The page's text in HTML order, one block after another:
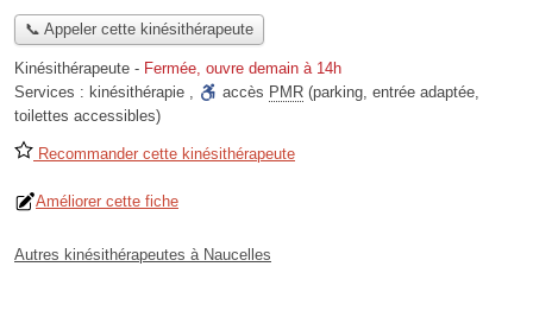
📞 Appeler cette kinésithérapeute
Kinésithérapeute - Fermée, ouvre demain à 14h
Services : kinésithérapie , accès PMR (parking, entrée adaptée,
toilettes accessibles)
Recommander cette kinésithérapeute
Améliorer cette fiche
Autres kinésithérapeutes à Naucelles